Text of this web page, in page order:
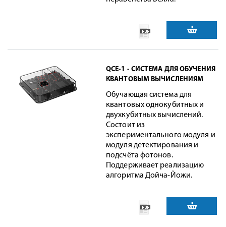
QCE-1 - СИСТЕМА ДЛЯ ОБУЧЕНИЯ
КВАНТОВЫМ ВЫЧИСЛЕНИЯМ
Обучающая система для
квантовых однокубитных и
двухкубитных вычислений.
Состоит из
экспериментального модуля и
модуля детектирования и
подсчёта фотонов.
Поддерживает реализацию
алгоритма Дойча-Йожи.